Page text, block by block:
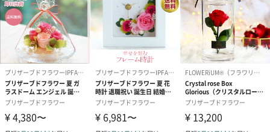
商品オプション情報
生花アレンジメント
生花にアレンジメントのピックをおつけいたします。